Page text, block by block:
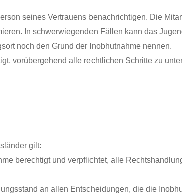
seines Vertrauens benachrichtigen. Die
In schwerwiegenden Fällen kann das
noch den Grund der Inobhutnahme nennen.
vorübergehend alle rechtlichen Schritte zu
gilt:
berechtigt und verpflichtet, alle
an allen Entscheidungen, die die